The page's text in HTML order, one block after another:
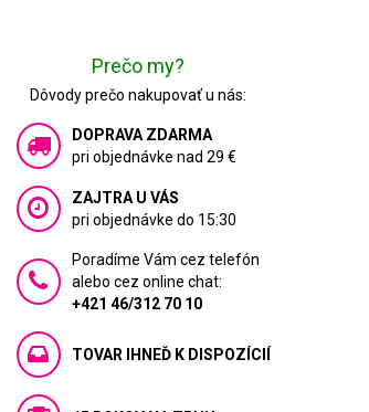
Prečo my?
Dôvody prečo nakupovať u nás:
DOPRAVA ZDARMA
pri objednávke nad 29 €
ZAJTRA U VÁS
pri objednávke do 15:30
Poradíme Vám cez telefón
alebo cez online chat:
+421 46/312 70 10
TOVAR IHNEĎ K DISPOZÍCIÍ